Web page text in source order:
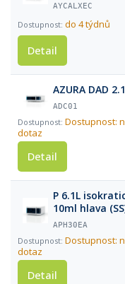
AYCALXEC
do 4 týdnů
Detail
AZURA DAD
ADC01
Dostupnost:
dotaz
Detail
P 6.1L
10ml hlava
APH30EA
Dostupnost:
dotaz
Detail